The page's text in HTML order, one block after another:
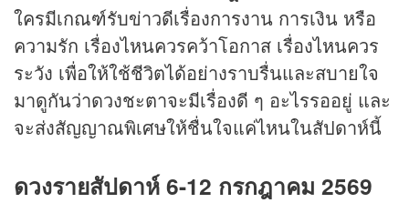
ใครมีเกณฑ์รับข่าวดีเรื่องการงาน การเงิน หรือ
ความรัก เรื่องไหนควรคว้าโอกาส เรื่องไหนควร
ระวัง เพื่อให้ใช้ชีวิตได้อย่างราบรื่นและสบายใจ
มาดูกันว่าดวงชะตาจะมีเรื่องดี ๆ อะไรรออยู่ และ
จะส่งสัญญาณพิเศษให้ชื่นใจแค่ไหนในสัปดาห์นี้
ดวงรายสัปดาห์ 6-12 กรกฎาคม 2569